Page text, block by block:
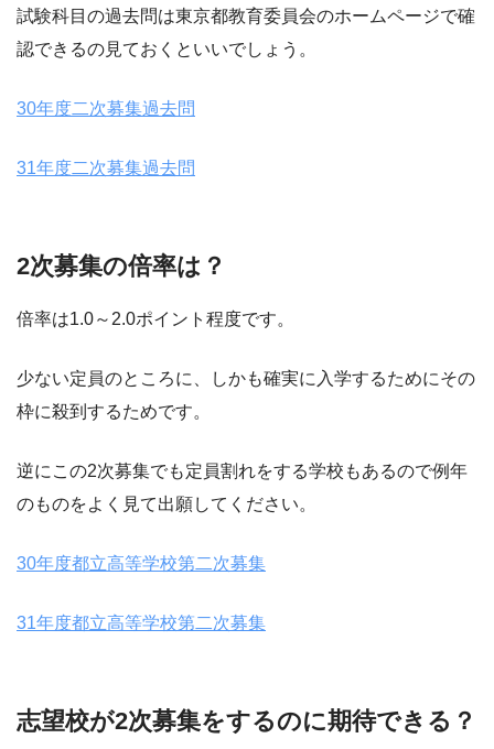
試験科目の過去問は東京都教育委員会のホームページで確
認できるの見ておくといいでしょう。
30年度二次募集過去問
31年度二次募集過去問
2次募集の倍率は？
倍率は1.0～2.0ポイント程度です。
少ない定員のところに、しかも確実に入学するためにその
枠に殺到するためです。
逆にこの2次募集でも定員割れをする学校もあるので例年
のものをよく見て出願してください。
30年度都立高等学校第二次募集
31年度都立高等学校第二次募集
志望校が2次募集をするのに期待できる？